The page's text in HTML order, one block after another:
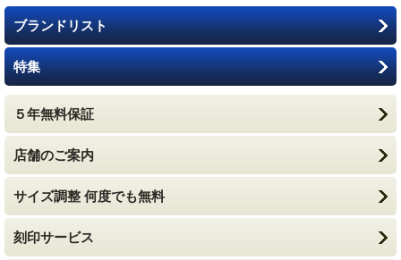
ブランドリスト
特集
５年無料保証
店舗のご案内
サイズ調整 何度でも無料
刻印サービス